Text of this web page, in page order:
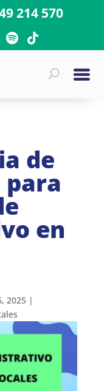
214 570
de
para
en
2025 |